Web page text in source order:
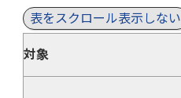
表をスクロール表示しない
対象